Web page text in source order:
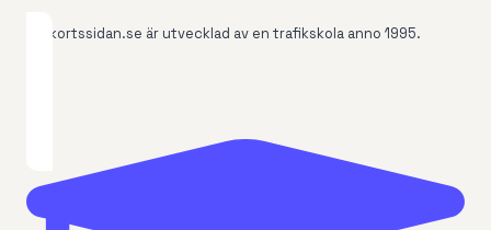
Korkortssidan.se är utvecklad av en trafikskola anno 1995.